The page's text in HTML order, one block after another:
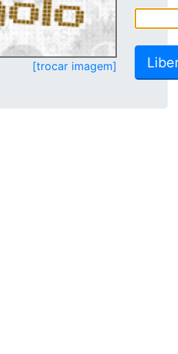
[trocar imagem]